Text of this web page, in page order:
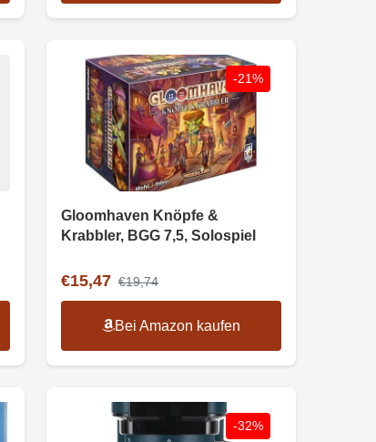
-21%
Gloomhaven Knöpfe &
Krabbler, BGG 7,5, Solospiel
€15,47 €19,74
Bei Amazon kaufen
-32%